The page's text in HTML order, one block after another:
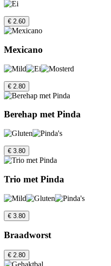
€ 2.60
Mexicano
€ 2.80
Berehap met Pinda
€ 3.80
Trio met Pinda
€ 3.80
Braadworst
€ 2.80